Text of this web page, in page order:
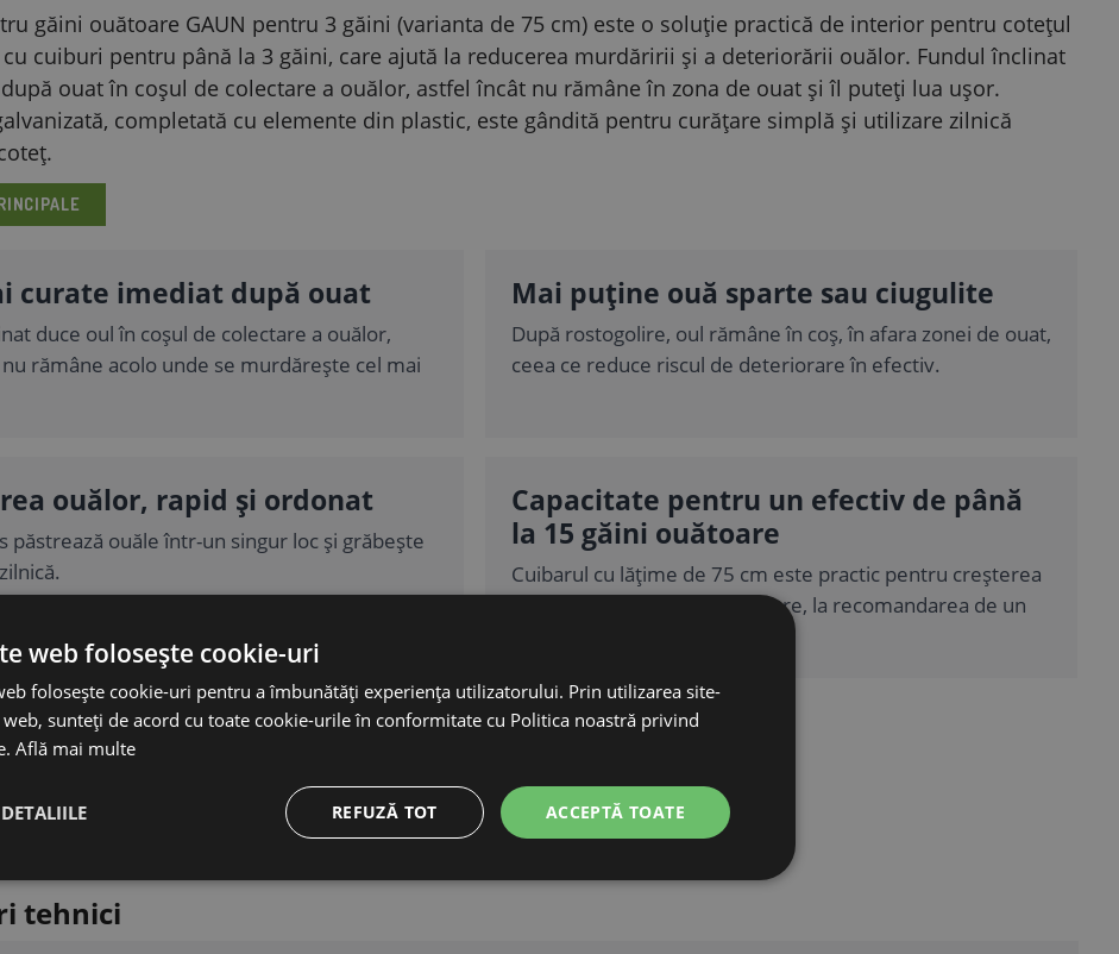
găini ouătoare GAUN pentru 3 găini (varianta de 75 cm) este o soluție practică de interior pentru cotețul
cuiburi pentru până la 3 găini, care ajută la reducerea murdăririi și a deteriorării ouălor. Fundul înclinat
ouat în coșul de colectare a ouălor, astfel încât nu rămâne în zona de ouat și îl puteți lua ușor.
completată cu elemente din plastic, este gândită pentru curățare simplă și utilizare zilnică
curate imediat după ouat
duce oul în coșul de colectare a ouălor,
rămâne acolo unde se murdărește cel mai
Mai puține ouă sparte sau ciugulite
După rostogolire, oul rămâne în coș, în afara zonei de ouat,
ceea ce reduce riscul de deteriorare în efectiv.
ouălor, rapid și ordonat
păstrează ouăle într-un singur loc și grăbește
Capacitate pentru un efectiv de până
la 15 găini ouătoare
Cuibarul cu lățime de 75 cm este practic pentru creșterea
a aproximativ 15 găini ouătoare, la recomandarea de un
cuibar pentru 5 găini ouătoare.
și întreținere ușoare în coteț
fixează pe perete cu șuruburi, iar la curățare îl
cu ușurință.
tehnici
web folosește cookie-uri
folosește cookie-uri pentru a îmbunătăți experiența utilizatorului. Prin utilizarea site-
sunteți de acord cu toate cookie-urile în conformitate cu Politica noastră privind
Află mai multe
ACCEPTĂ TOATE
REFUZĂ TOT